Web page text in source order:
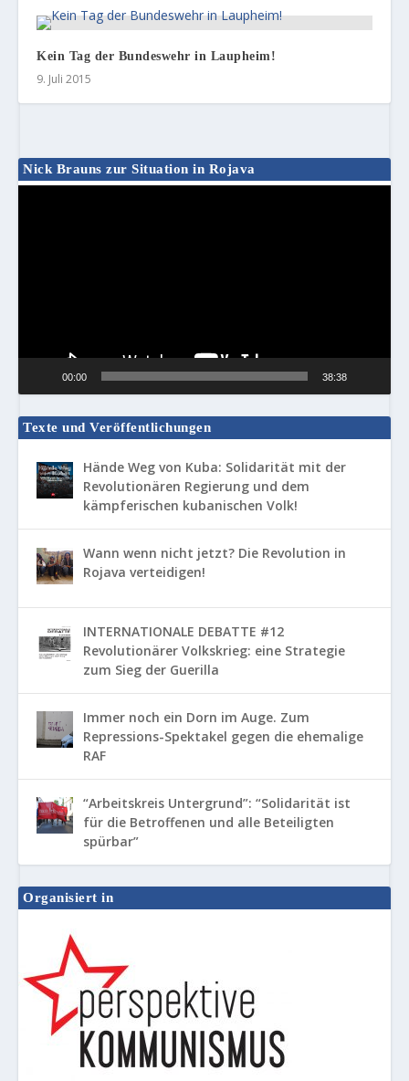
Kein Tag der Bundeswehr in Laupheim!
9. Juli 2015
Nick Brauns zur Situation in Rojava
00:00 38:38
Texte und Veröffentlichungen
Hände Weg von Kuba: Solidarität mit der
Revolutionären Regierung und dem
kämpferischen kubanischen Volk!
Wann wenn nicht jetzt? Die Revolution in
Rojava verteidigen!
INTERNATIONALE DEBATTE #12
Revolutionärer Volkskrieg: eine Strategie
zum Sieg der Guerilla
Immer noch ein Dorn im Auge. Zum
Repressions-Spektakel gegen die ehemalige
RAF
“Arbeitskreis Untergrund”: “Solidarität ist
für die Betroffenen und alle Beteiligten
spürbar”
Organisiert in